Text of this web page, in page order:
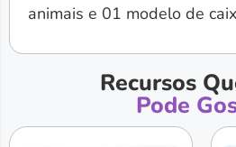
animais e 01 modelo de
Recursos
Pode